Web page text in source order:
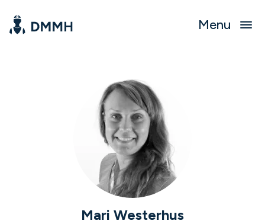
Menu
Mari Westerhus